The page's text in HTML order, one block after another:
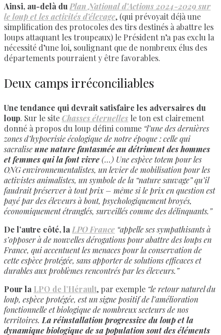
Ainsi, au-delà du Plan National d’Actions 2024-2029 sur
le loup et les activités d’élevage, (qui prévoyait déjà une
simplification des protocoles des tirs destinés à abattre les
loups attaquant les troupeaux) le Président n’a pas exclu la
nécessité d’une loi, soulignant que de nombreux élus des
départements pourraient y être favorables.
Deux camps irréconciliables
Une tendance qui devrait satisfaire les adversaires du
loup. Sur le site Chasses éternelles le ton est clairement
donné à propos du loup défini comme “l’une des dernières
zones d’hypocrisie écologique de notre époque : celle qui
sacraliseune nature fantasmée au détriment des hommes
et femmes qui la font vivre(…) Une espèce totem pour les
ONG environnementalistes, un levier de mobilisation pour les
activistes animalistes, un symbole de la “nature sauvage” qu’il
faudrait préserver à tout prix – même si le prix en question est
payé par des éleveurs à bout, psychologiquement broyés,
économiquement étranglés, surveillés comme des délinquants.”
De l’autre côté, la LPO France “appelle ses sympathisants à
s’opposer à de nouvelles dérogations pour abattre des loups en
France, qui accentuent les menaces pour la conservation de
cette espèce protégée, sans apporter de solutions efficaces et
durables aux problèmes rencontrés par les éleveurs.”
Pour la LPO de l’Hérault, par exemple “le retour naturel du
loup, espèce protégée, est un signe positif de l’amélioration
fonctionnelle et biologique de nombreux secteurs de nos
territoires. La réinstallation progressive du loup et la
dynamique biologique de sa population sont des éléments